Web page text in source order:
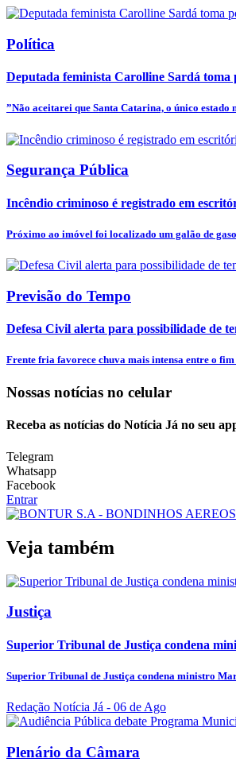
Política
Deputada feminista Carolline Sardá toma
”Não aceitarei que Santa Catarina, o único estado
Segurança Pública
Incêndio criminoso é registrado em
Próximo ao imóvel foi localizado um galão de
Previsão do Tempo
Defesa Civil alerta para possibilidade de
Frente fria favorece chuva mais intensa entre o
Nossas notícias no celular
Receba as notícias do Notícia Já no seu
Telegram
Whatsapp
Facebook
Entrar
Veja também
Justiça
Superior Tribunal de Justiça condena
Superior Tribunal de Justiça condena ministro
Redação Notícia Já - 06 de Ago
Plenário da Câmara